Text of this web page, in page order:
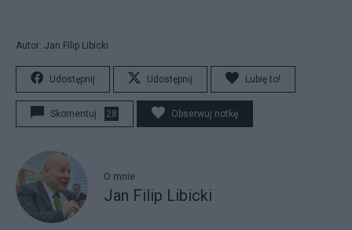
Autor: Jan Filip Libicki
Udostępnij Udostępnij Lubię to!
Skomentuj 28 Obserwuj notkę
O mnie
Jan Filip Libicki